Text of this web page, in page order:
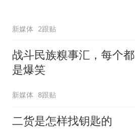
新媒体 2跟贴
战斗民族糗事汇，每个都
是爆笑
新媒体 8跟贴
二货是怎样找钥匙的